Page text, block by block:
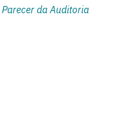
Parecer da Auditoria